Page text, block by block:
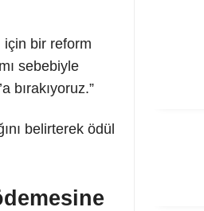
için bir reform
sebebiyle
bırakıyoruz.”
belirterek ödül